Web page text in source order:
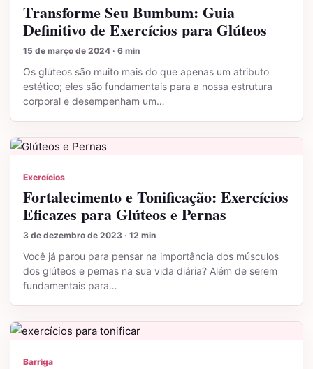
Transforme Seu Bumbum: Guia
Definitivo de Exercícios para Glúteos
15 de março de 2024 · 6 min
Os glúteos são muito mais do que apenas um atributo
estético; eles são fundamentais para a nossa estrutura
corporal e desempenham um…
Exercícios
Fortalecimento e Tonificação: Exercícios
Eficazes para Glúteos e Pernas
3 de dezembro de 2023 · 12 min
Você já parou para pensar na importância dos músculos
dos glúteos e pernas na sua vida diária? Além de serem
fundamentais para…
Barriga